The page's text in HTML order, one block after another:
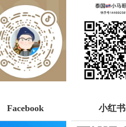
Facebook 小红书